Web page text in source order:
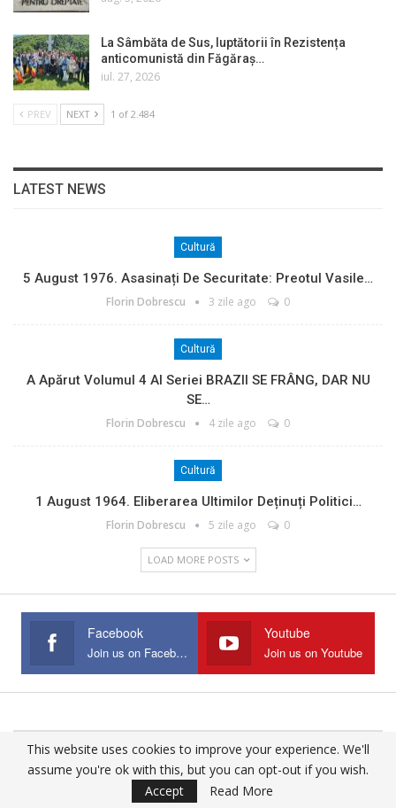
La Sâmbăta de Sus, luptătorii în Rezistența
anticomunistă din Făgăraș…
iul. 27, 2026
PREV NEXT 1 of 2.484
LATEST NEWS
Cultură
5 August 1976. Asasinați De Securitate: Preotul Vasile…
Florin Dobrescu 3 zile ago 0
Cultură
A Apărut Volumul 4 Al Seriei BRAZII SE FRÂNG, DAR NU
SE…
Florin Dobrescu 4 zile ago 0
Cultură
1 August 1964. Eliberarea Ultimilor Deținuți Politici…
Florin Dobrescu 5 zile ago 0
LOAD MORE POSTS
Facebook
Join us on Facebook
Youtube
Join us on Youtube
© 2025 - All Rights Reserved.
Website Design:
This website uses cookies to improve your experience. We'll
assume you're ok with this, but you can opt-out if you wish.
Accept
Read More